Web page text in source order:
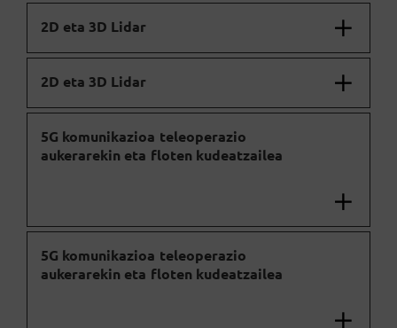
2D eta 3D Lidar
2D eta 3D Lidar
5G komunikazioa teleoperazio
aukerarekin eta floten kudeatzailea
5G komunikazioa teleoperazio
aukerarekin eta floten kudeatzailea